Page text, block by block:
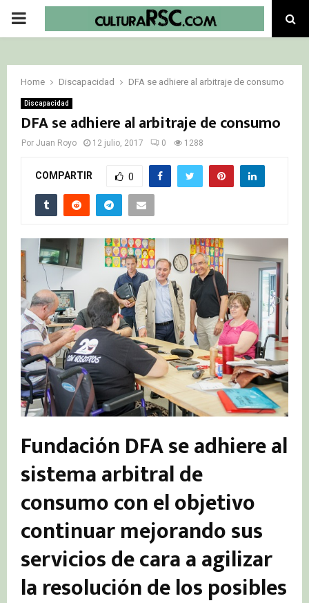
PRIMARY
Home Discapacidad DFA se adhiere al arbitraje de consumo
Discapacidad
DFA se adhiere al arbitraje de consumo
Por Juan Royo 12 julio, 2017 0 1288
COMPARTIR 0
Fundación DFA se adhiere al
sistema arbitral de
consumo con el objetivo
continuar mejorando sus
servicios de cara a agilizar
la resolución de los posibles